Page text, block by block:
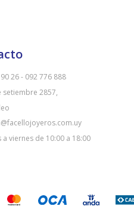
26 - 092 776 888
setiembre 2857,
a viernes de 10:00 a 18:00